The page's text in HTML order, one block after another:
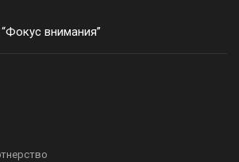
внимания”